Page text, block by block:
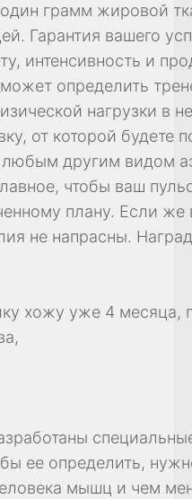
грамм жировой
Гарантия вашего
интенсивность и
определить
нагрузки в
от которой будете
другим видом
чтобы ваш
плану. Если же
не напрасны.
хожу уже 4 месяца,
ее определить,
мышц и чем